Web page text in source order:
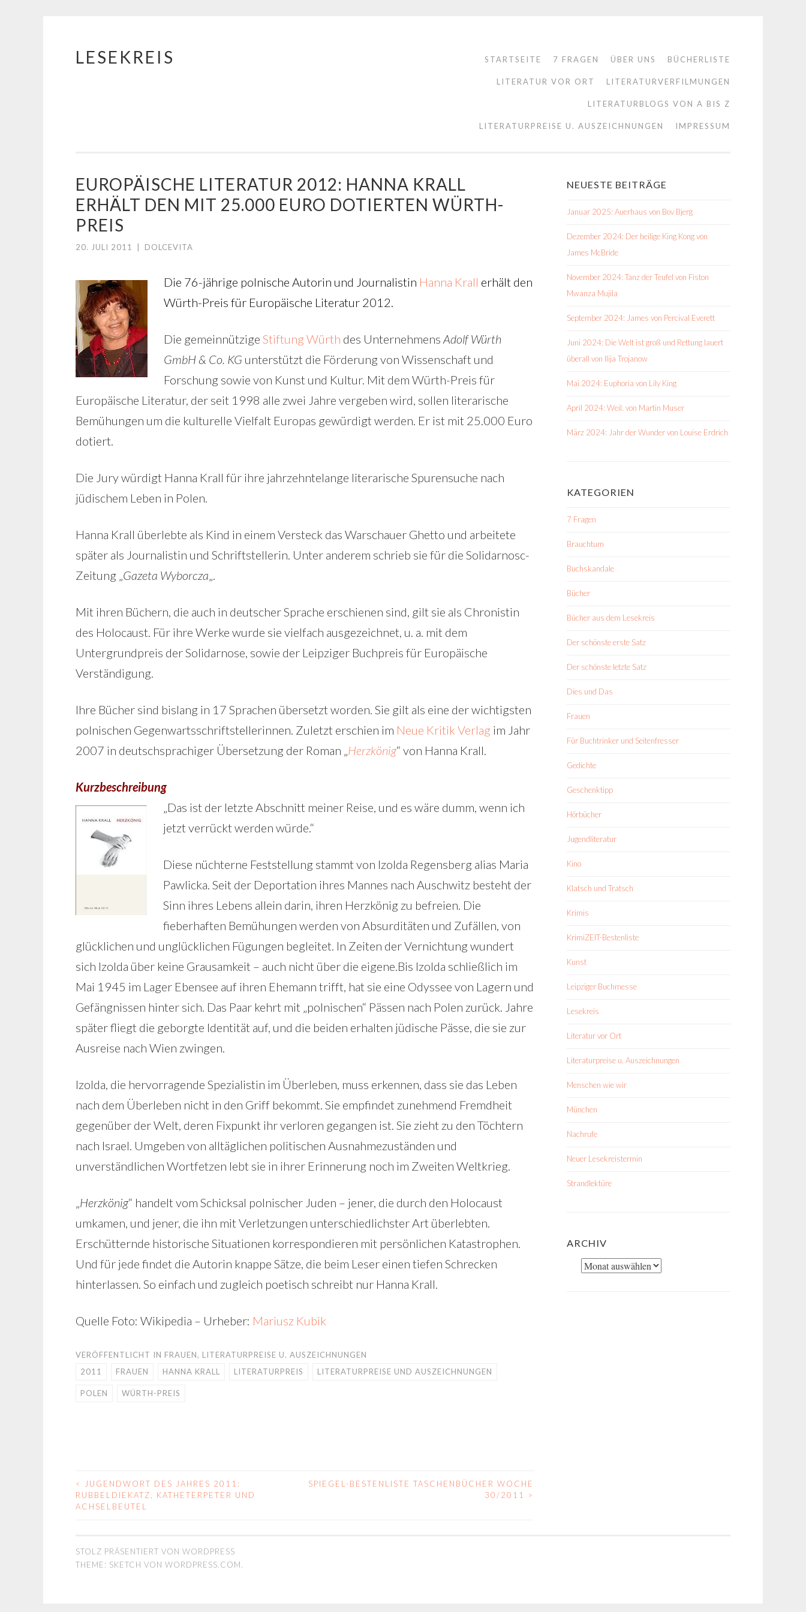
Springe
LESEKREIS STARTSEITE 7 FRAGEN ÜBER UNS BÜCHERLISTE
LITERATUR VOR ORT LITERATURVERFILMUNGEN
LITERATURBLOGS VON A BIS Z
LITERATURPREISE U. AUSZEICHNUNGEN IMPRESSUM
EUROPÄISCHE LITERATUR 2012: HANNA KRALL
ERHÄLT DEN MIT 25.000 EURO DOTIERTEN WÜRTH-
PREIS
20. JULI 2011 DOLCEVITA
Die 76-jährige polnische Autorin und Journalistin Hanna Krall erhält den
Würth-Preis für Europäische Literatur 2012.
Die gemeinnützige Stiftung Würth des Unternehmens Adolf Würth
GmbH & Co. KG unterstützt die Förderung von Wissenschaft und
Forschung sowie von Kunst und Kultur. Mit dem Würth-Preis für
Europäische Literatur, der seit 1998 alle zwei Jahre vergeben wird, sollen literarische
Bemühungen um die kulturelle Vielfalt Europas gewürdigt werden. Er ist mit 25.000 Euro
dotiert.
Die Jury würdigt Hanna Krall für ihre jahrzehntelange literarische Spurensuche nach
jüdischem Leben in Polen.
Hanna Krall überlebte als Kind in einem Versteck das Warschauer Ghetto und arbeitete
später als Journalistin und Schriftstellerin. Unter anderem schrieb sie für die Solidarnosc-
Zeitung „Gazeta Wyborcza„.
Mit ihren Büchern, die auch in deutscher Sprache erschienen sind, gilt sie als Chronistin
des Holocaust. Für ihre Werke wurde sie vielfach ausgezeichnet, u. a. mit dem
Untergrundpreis der Solidarnose, sowie der Leipziger Buchpreis für Europäische
Verständigung.
Ihre Bücher sind bislang in 17 Sprachen übersetzt worden. Sie gilt als eine der wichtigsten
polnischen Gegenwartsschriftstellerinnen. Zuletzt erschien im Neue Kritik Verlag im Jahr
2007 in deutschsprachiger Übersetzung der Roman „Herzkönig“ von Hanna Krall.
Kurzbeschreibung
„Das ist der letzte Abschnitt meiner Reise, und es wäre dumm, wenn ich
jetzt verrückt werden würde.“
Diese nüchterne Feststellung stammt von Izolda Regensberg alias Maria
Pawlicka. Seit der Deportation ihres Mannes nach Auschwitz besteht der
Sinn ihres Lebens allein darin, ihren Herzkönig zu befreien. Die
fieberhaften Bemühungen werden von Absurditäten und Zufällen, von
glücklichen und unglücklichen Fügungen begleitet. In Zeiten der Vernichtung wundert
sich Izolda über keine Grausamkeit – auch nicht über die eigene.Bis Izolda schließlich im
Mai 1945 im Lager Ebensee auf ihren Ehemann trifft, hat sie eine Odyssee von Lagern und
Gefängnissen hinter sich. Das Paar kehrt mit „polnischen“ Pässen nach Polen zurück. Jahre
später fliegt die geborgte Identität auf, und die beiden erhalten jüdische Pässe, die sie zur
Ausreise nach Wien zwingen.
Izolda, die hervorragende Spezialistin im Überleben, muss erkennen, dass sie das Leben
nach dem Überleben nicht in den Griff bekommt. Sie empfindet zunehmend Fremdheit
gegenüber der Welt, deren Fixpunkt ihr verloren gegangen ist. Sie zieht zu den Töchtern
nach Israel. Umgeben von alltäglichen politischen Ausnahmezuständen und
unverständlichen Wortfetzen lebt sie in ihrer Erinnerung noch im Zweiten Weltkrieg.
„Herzkönig“ handelt vom Schicksal polnischer Juden – jener, die durch den Holocaust
umkamen, und jener, die ihn mit Verletzungen unterschiedlichster Art überlebten.
Erschütternde historische Situationen korrespondieren mit persönlichen Katastrophen.
Und für jede findet die Autorin knappe Sätze, die beim Leser einen tiefen Schrecken
hinterlassen. So einfach und zugleich poetisch schreibt nur Hanna Krall.
Quelle Foto: Wikipedia – Urheber: Mariusz Kubik
VERÖFFENTLICHT IN FRAUEN, LITERATURPREISE U. AUSZEICHNUNGEN
2011
FRAUEN HANNA KRALL LITERATURPREIS LITERATURPREISE UND AUSZEICHNUNGEN
POLEN WÜRTH-PREIS
BEITRAGS-
<
JUGENDWORT DES JAHRES 2011:
RUBBELDIEKATZ, KATHETERPETER UND
ACHSELBEUTEL
SPIEGEL-BESTENLISTE TASCHENBÜCHER WOCHE
30/2011 >
NEUESTE BEITRÄGE
Januar 2025: Auerhaus von Bov Bjerg
Dezember 2024: Der heilige King Kong von
James McBride
November 2024: Tanz der Teufel von Fiston
Mwanza Mujila
September 2024: James von Percival Everett
Juni 2024: Die Welt ist groß und Rettung lauert
überall von Ilija Trojanow
Mai 2024: Euphoria von Lily King
April 2024: Weil. von Martin Muser
März 2024: Jahr der Wunder von Louise Erdrich
KATEGORIEN
7 Fragen
Brauchtum
Buchskandale
Bücher
Bücher aus dem Lesekreis
Der schönste erste Satz
Der schönste letzte Satz
Dies und Das
Frauen
Für Buchtrinker und Seitenfresser
Gedichte
Geschenktipp
Hörbücher
Jugendliteratur
Kino
Klatsch und Tratsch
Krimis
KrimiZEIT-Bestenliste
Kunst
Leipziger Buchmesse
Lesekreis
Literatur vor Ort
Literaturpreise u. Auszeichnungen
Menschen wie wir
München
Nachrufe
Neuer Lesekreistermin
Strandlektüre
ARCHIV
Archiv
STOLZ PRÄSENTIERT VON WORDPRESS
THEME: SKETCH VON WORDPRESS.COM